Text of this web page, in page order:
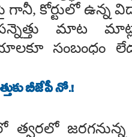
కోర్టులో ఉన్న
మాట
సంబంధం
బీజేపీ నో.!
త్వరలో